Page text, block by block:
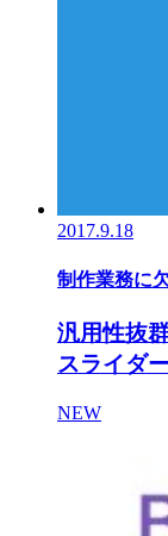
2017.9.18
制作業務に
汎用性抜
スライダー
NEW